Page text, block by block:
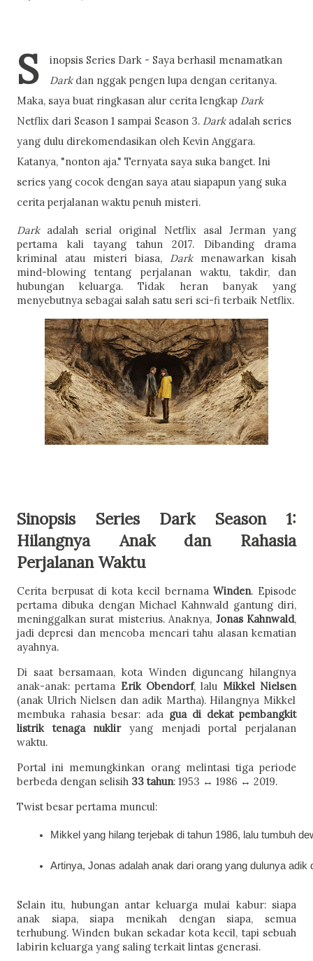
S
inopsis Series Dark - Saya berhasil menamatkan
Darkdan nggak pengen lupa dengan ceritanya.
Maka, saya buat ringkasan alur cerita lengkap Dark
Netflix dari Season 1 sampai Season 3. Darkadalah series
yang dulu direkomendasikan oleh Kevin Anggara.
Katanya, "nonton aja." Ternyata saya suka banget. Ini
series yang cocok dengan saya atau siapapun yang suka
cerita perjalanan waktu penuh misteri.
Darkadalah serial original Netflix asal Jerman yang
pertama kali tayang tahun 2017. Dibanding drama
kriminal atau misteri biasa,
Darkmenawarkan kisah
mind-blowing tentang perjalanan waktu, takdir, dan
hubungan keluarga. Tidak heran banyak yang
menyebutnya sebagai salah satu seri sci-fi terbaik Netflix.
Sinopsis Series Dark Season 1:
Hilangnya Anak dan Rahasia
Perjalanan Waktu
Cerita berpusat di kota kecil bernamaWinden. Episode
pertama dibuka dengan Michael Kahnwald gantung diri,
meninggalkan surat misterius. Anaknya, Jonas Kahnwald,
jadi depresi dan mencoba mencari tahu alasan kematian
ayahnya.
Di saat bersamaan, kota Winden diguncang hilangnya
anak-anak: pertama Erik Obendorf, lalu Mikkel Nielsen
(anak Ulrich Nielsen dan adik Martha). Hilangnya Mikkel
membuka rahasia besar: ada gua di dekat pembangkit
listrik tenaga nukliryang menjadi portal perjalanan
waktu.
Portal ini memungkinkan orang melintasi tiga periode
berbeda dengan selisih 33 tahun: 1953 ↔ 1986 ↔ 2019.
Twist besar pertama muncul:
Mikkel yang hilang terjebak di tahun 1986, lalu tumbuh
Artinya, Jonas adalah anak dari orang yang dulunya
Selain itu, hubungan antar keluarga mulai kabur: siapa
anak siapa, siapa menikah dengan siapa, semua
terhubung. Winden bukan sekadar kota kecil, tapi sebuah
labirin keluarga yang saling terkait lintas generasi.